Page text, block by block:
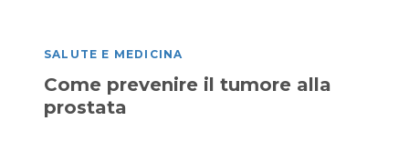
SALUTE E MEDICINA
Come prevenire il tumore alla
prostata